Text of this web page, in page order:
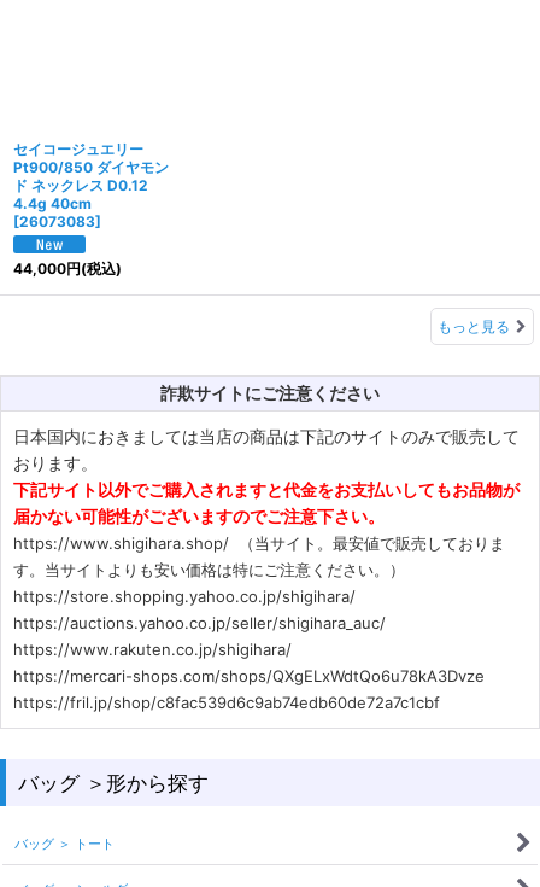
セイコージュエリー
Pt900/850 ダイヤモン
ド ネックレス D0.12
4.4g 40cm
[26073083]
44,000円(税込)
もっと見る
詐欺サイトにご注意ください
日本国内におきましては当店の商品は下記のサイトのみで販売して
おります。
下記サイト以外でご購入されますと代金をお支払いしてもお品物が
届かない可能性がございますのでご注意下さい。
https://www.shigihara.shop/ （当サイト。最安値で販売しておりま
す。当サイトよりも安い価格は特にご注意ください。）
https://store.shopping.yahoo.co.jp/shigihara/
https://auctions.yahoo.co.jp/seller/shigihara_auc/
https://www.rakuten.co.jp/shigihara/
https://mercari-shops.com/shops/QXgELxWdtQo6u78kA3Dvze
https://fril.jp/shop/c8fac539d6c9ab74edb60de72a7c1cbf
バッグ ＞形から探す
バッグ ＞ トート